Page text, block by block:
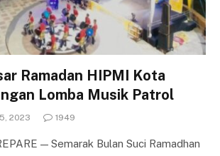
Ramadan HIPMI Kota
Lomba Musik Patrol
2023 1949
— Semarak Bulan Suci Ramadhan